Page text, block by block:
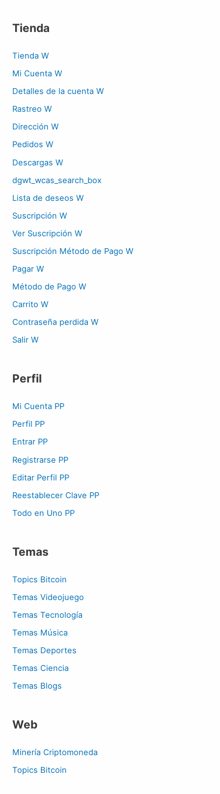
Tienda
Tienda W
Mi Cuenta W
Detalles de la cuenta W
Rastreo W
Dirección W
Pedidos W
Descargas W
dgwt_wcas_search_box
Lista de deseos W
Suscripción W
Ver Suscripción W
Suscripción Método de Pago W
Pagar W
Método de Pago W
Carrito W
Contraseña perdida W
Salir W
Perfil
Mi Cuenta PP
Perfil PP
Entrar PP
Registrarse PP
Editar Perfil PP
Reestablecer Clave PP
Todo en Uno PP
Temas
Topics Bitcoin
Temas Videojuego
Temas Tecnología
Temas Música
Temas Deportes
Temas Ciencia
Temas Blogs
Web
Minería Criptomoneda
Topics Bitcoin